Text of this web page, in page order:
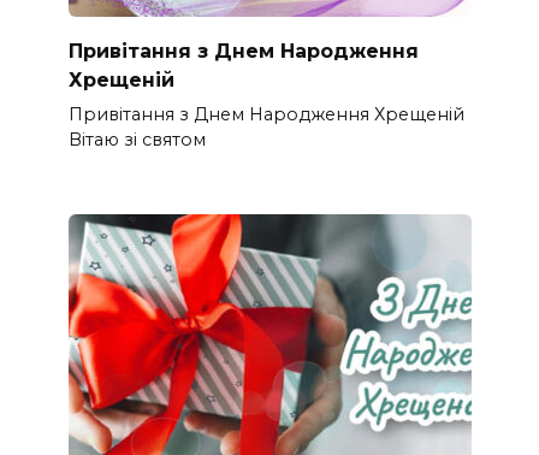
Привітання з Днем Народження
Хрещеній
Привітання з Днем Народження Хрещеній
Вітаю зі святом